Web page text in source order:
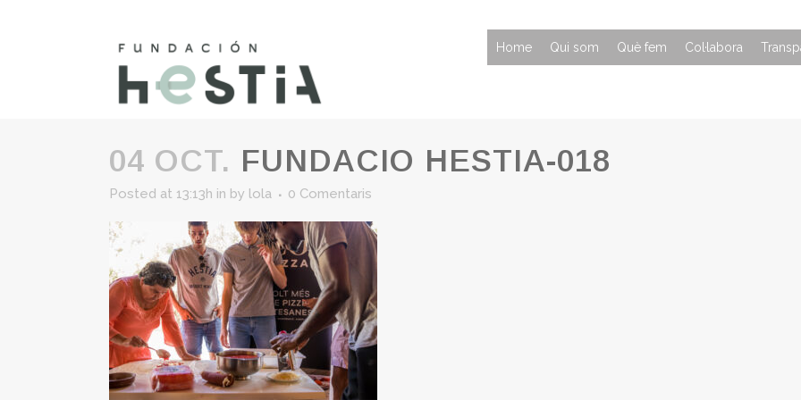
Home Qui som Què fem Col·labora
04 OCT. FUNDACIO HESTIA-018
Posted at 13:13h in by lola 0 Comentaris